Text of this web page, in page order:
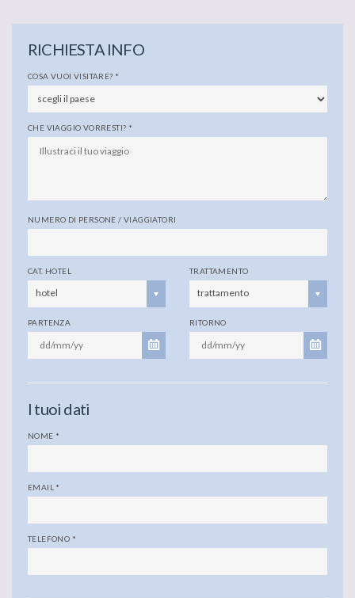
RICHIESTA INFO
COSA VUOI VISITARE? *
CHE VIAGGIO VORRESTI? *
NUMERO DI PERSONE / VIAGGIATORI
CAT. HOTEL
hotel
TRATTAMENTO
trattamento
PARTENZA RITORNO
I tuoi dati
NOME *
EMAIL *
TELEFONO *